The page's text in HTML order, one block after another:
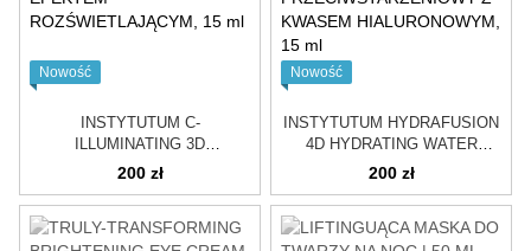
Nowość
INSTYTUTUM C-
ILLUMINATING 3D
MOISTURIZER |
EFEKTEM
ROZŚWIETLAJĄCYM
200 zł
Nowość
INSTYTUTUM HYDRAFUSION
4D HYDRATING WATER
BURST CREAM | KREM
KWASEM HIALURONOWYM
200 zł